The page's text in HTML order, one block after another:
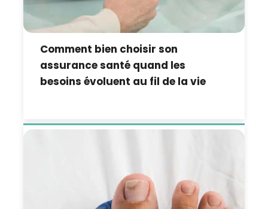
Comment bien choisir son
assurance santé quand les
besoins évoluent au fil de la vie